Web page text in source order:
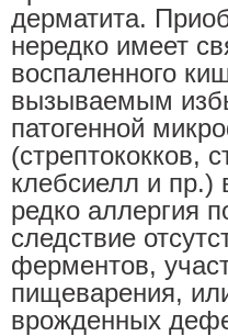
дерматита.
нередко имеет
воспаленного
вызываемым
патогенной
(стрептококков,
клебсиелл и пр.)
редко аллергия
следствие
ферментов,
пищеварения,
врожденных